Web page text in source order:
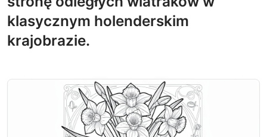
klasycznym holenderskim
krajobrazie.